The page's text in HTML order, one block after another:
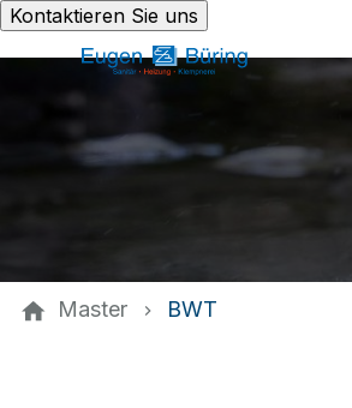
Kontaktieren Sie uns
Master BWT